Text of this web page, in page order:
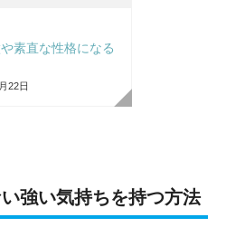
素直な性格になる
22日
強い気持ちを持つ方法